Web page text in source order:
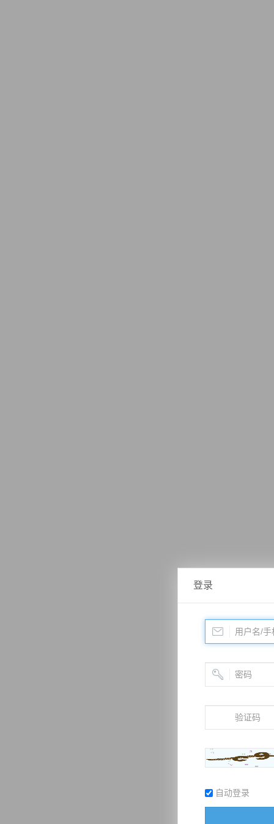
登录
自动登录